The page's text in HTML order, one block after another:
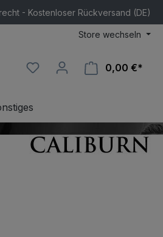
- Kostenloser Rückversand (DE)
Store wechseln
0,00 €*